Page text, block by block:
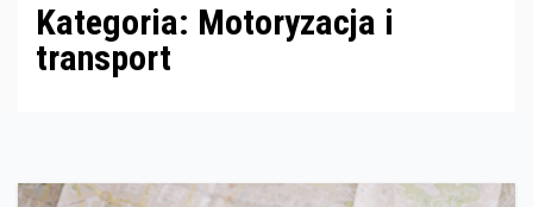
Kategoria: Motoryzacja i
transport